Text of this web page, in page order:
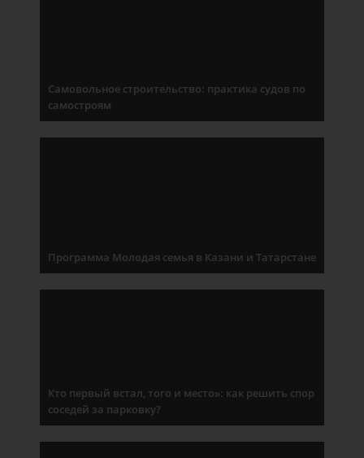
Самовольное строительство: практика судов по
самостроям
Программа Молодая семья в Казани и Татарстане
Кто первый встал, того и место»: как решить спор
соседей за парковку?